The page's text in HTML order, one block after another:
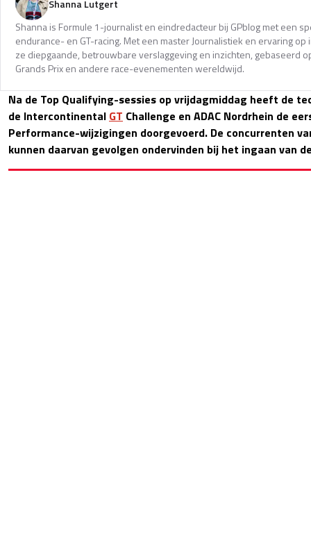
Shanna Lutgert
Shanna is Formule 1-journalist en eindredacteur bij GPblog met een
endurance- en GT-racing. Met een master Journalistiek en ervaring
ze diepgaande, betrouwbare verslaggeving en inzichten, gebaseerd
Grands Prix en andere race-evenementen wereldwijd.
Na de Top Qualifying-sessies op vrijdagmiddag heeft de
de Intercontinental GT Challenge en ADAC Nordrhein de
Performance-wijzigingen doorgevoerd. De concurrenten
kunnen daarvan gevolgen ondervinden bij het ingaan van